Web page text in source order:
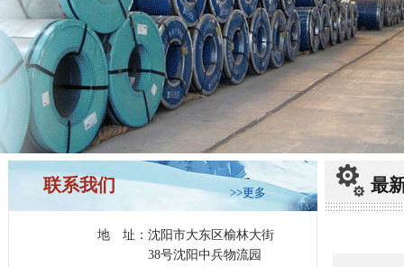
联系我们 >>更多
地 址：沈阳市大东区榆林大街
38号沈阳中兵物流园
最